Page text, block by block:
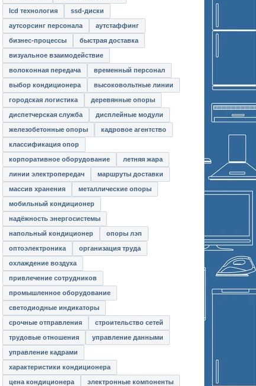
lcd технология ssd-диски
аутсорсинг персонала аутстаффинг
бизнес-процессы быстрая доставка
визуальное взаимодействие
волоконная передача временный персонал
выбор кондиционера высоковольтные линии
городская логистика деревянные опоры
диспетчерская служба дисплейные модули
железобетонные опоры кадровое агентство
классификация опор
корпоративное оборудование летняя жара
линии электропередач маршруты доставки
массив хранения металлические опоры
мобильный кондиционер
надёжность энергосистемы
напольный кондиционер опоры лэп
оптоэлектроника организация труда
охлаждение воздуха
привлечение сотрудников
промышленное оборудование
светодиодные индикаторы
срочные отправления строительство сетей
трудовые отношения управление данными
управление кадрами
характеристики кондиционера
цена кондиционера электронные компоненты